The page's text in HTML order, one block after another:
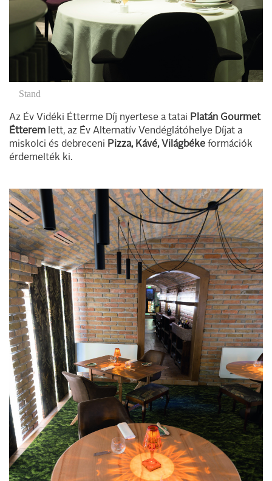
Stand
Az Év Vidéki Étterme Díj nyertese a tatai Platán Gourmet
Étterem lett, az Év Alternatív Vendéglátóhelye Díjat a
miskolci és debreceni Pizza, Kávé, Világbéke formációk
érdemelték ki.